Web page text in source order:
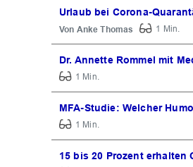
Urlaub bei Corona-
Anke Thomas
1 Min.
Dr. Annette Rommel mit
1 Min.
MFA-Studie: Welcher
1 Min.
15 bis 20 Prozent erhalten